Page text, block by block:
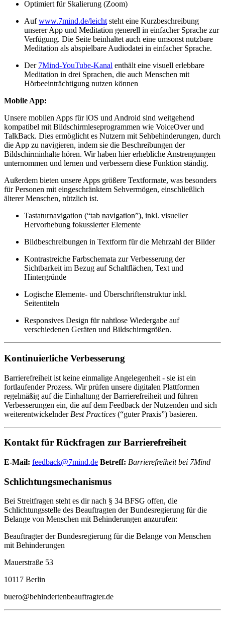
Optimiert für Skalierung (Zoom)
Aufwww.7mind.de/leicht steht eine Kurzbeschreibung
unserer App und Meditation generell in einfacher Sprache zur
Verfügung. Die Seite beinhaltet auch eine umsonst nutzbare
Meditation als abspielbare Audiodatei in einfacher Sprache.
Der 7Mind-YouTube-Kanal enthält eine visuell erlebbare
Meditation in drei Sprachen, die auch Menschen mit
Hörbeeinträchtigung nutzen können
Mobile App:
Unsere mobilen Apps für iOS und Android sind weitgehend
kompatibel mit Bildschirmleseprogrammen wie VoiceOver und
TalkBack. Dies ermöglicht es Nutzern mit Sehbehinderungen, durch
die App zu navigieren, indem sie die Beschreibungen der
Bildschirminhalte hören. Wir haben hier erhebliche Anstrengungen
unternommen und lernen und verbessern diese Funktion ständig.
Außerdem bieten unsere Apps größere Textformate, was besonders
für Personen mit eingeschränktem Sehvermögen, einschließlich
älterer Menschen, nützlich ist.
Tastaturnavigation (“tab navigation”), inkl. visueller
Hervorhebung fokussierter Elemente
Bildbeschreibungen in Textform für die Mehrzahl der Bilder
Kontrastreiche Farbschemata zur Verbesserung der
Sichtbarkeit im Bezug auf Schaltflächen, Text und
Hintergründe
Logische Elemente- und Überschriftenstruktur inkl.
Seitentiteln
Responsives Design für nahtlose Wiedergabe auf
verschiedenen Geräten und Bildschirmgrößen.
Kontinuierliche Verbesserung
Barrierefreiheit ist keine einmalige Angelegenheit - sie ist ein
fortlaufender Prozess. Wir prüfen unsere digitalen Plattformen
regelmäßig auf die Einhaltung der Barrierefreiheit und führen
Verbesserungen ein, die auf dem Feedback der Nutzenden und sich
weiterentwickelnder Best Practices (“guter Praxis”) basieren.
Kontakt für Rückfragen zur Barrierefreiheit
E-Mail: feedback@7mind.de Betreff: Barrierefreiheit bei 7Mind
Schlichtungsmechanismus
Bei Streitfragen steht es dir nach § 34 BFSG offen, die
Schlichtungsstelle des Beauftragten der Bundesregierung für die
Belange von Menschen mit Behinderungen anzurufen:
Beauftragter der Bundesregierung für die Belange von Menschen
mit Behinderungen
Mauerstraße 53
10117 Berlin
buero@behindertenbeauftragter.de